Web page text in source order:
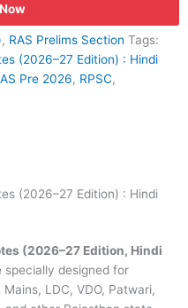
, RAS Prelims Section Tags:
(2026–27 Edition) : Hindi
Pre 2026, RPSC,
(2026–27 Edition) : Hindi
(2026–27 Edition, Hindi
specially designed for
Mains, LDC, VDO, Patwari,